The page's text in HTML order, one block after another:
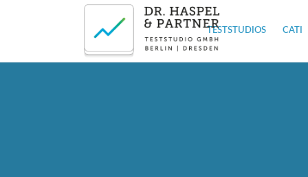
TESTSTUDIOS CATI